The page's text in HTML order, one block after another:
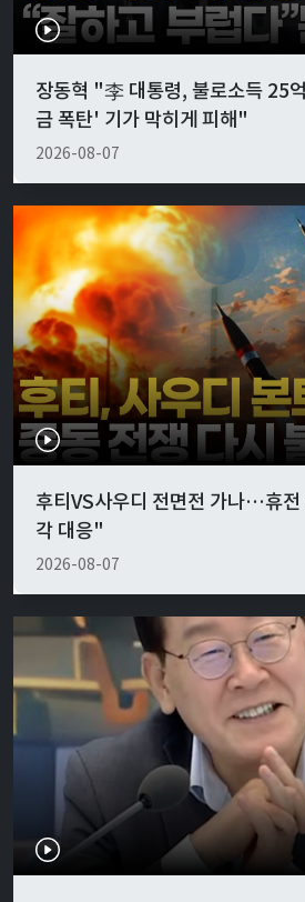
장동혁 "李 대통령, 불로소득 25
금 폭탄' 기가 막히게 피해"
2026-08-07
후티VS사우디 전면전 가나…휴
각 대응"
2026-08-07